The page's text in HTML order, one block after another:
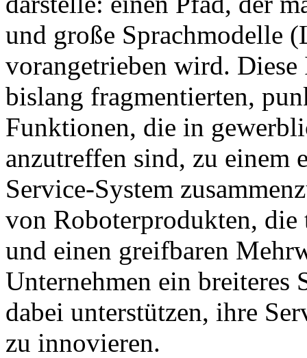
und große Sprachmodelle
vorangetrieben wird.
bislang fragmentierten,
Funktionen, die in
anzutreffen sind, zu einem
Service-System
von Roboterprodukten,
und einen greifbaren
Unternehmen ein breiteres
dabei unterstützen, ihre
zu innovieren.